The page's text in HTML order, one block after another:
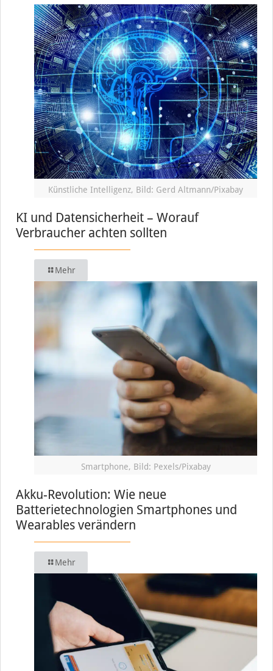
Künstliche Intelligenz, Bild: Gerd Altmann/Pixabay
KI und Datensicherheit – Worauf
Verbraucher achten sollten
Mehr
Smartphone, Bild: Pexels/Pixabay
Akku-Revolution: Wie neue
Batterietechnologien Smartphones und
Wearables verändern
Mehr